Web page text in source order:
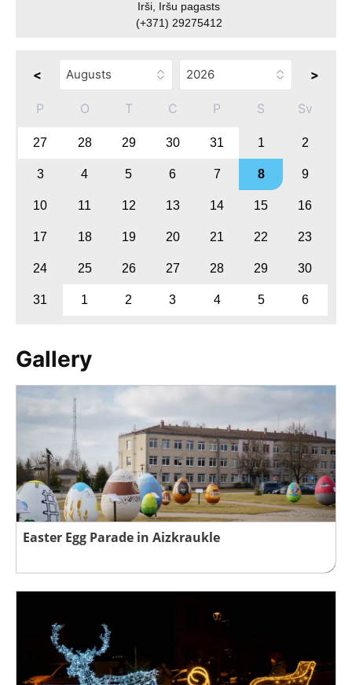
Irši, Iršu pagasts
(+371) 29275412
< >
P O T C P S Sv
27 28 29 30 31 1 2
3 4 5 6 7 8 9
10 11 12 13 14 15 16
17 18 19 20 21 22 23
24 25 26 27 28 29 30
31 1 2 3 4 5 6
Gallery
Easter Egg Parade in Aizkraukle